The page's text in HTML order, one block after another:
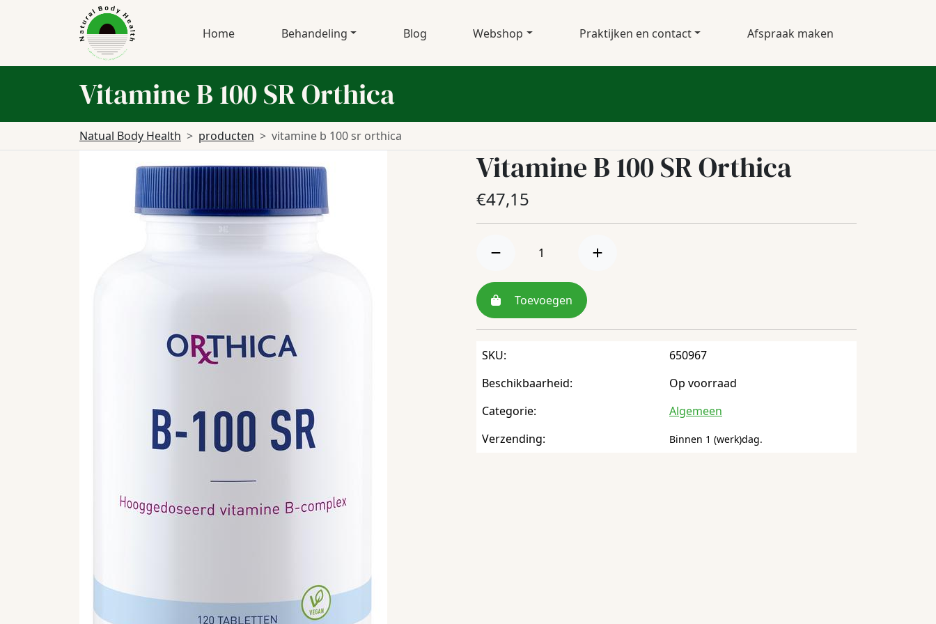
Home Behandeling Blog Webshop Praktijken en contact Afspraak maken
Vitamine B 100 SR Orthica
Natual Body Health producten vitamine b 100 sr orthica
Vitamine B 100 SR Orthica
€47,15
Toevoegen
SKU:
650967
Beschikbaarheid:
Op voorraad
Categorie:
Algemeen
Verzending:
Binnen 1 (werk)dag.